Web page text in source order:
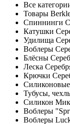
Все
Товары
Спиннинги
Катушки
Удилища
Воблеры
Блёсны
Леска
Крючки
Тубусы,
Силикон
Воблеры
Воблеры